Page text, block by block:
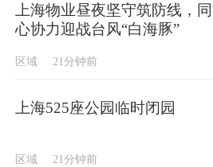
上海物业昼夜坚守筑防线，同
心协力迎战台风“白海豚”
区域 21分钟前
上海525座公园临时闭园
区域 21分钟前